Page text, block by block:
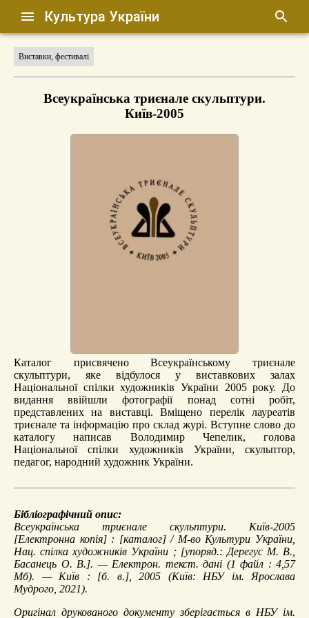
Культура України
Виставки, фестивалі
Всеукраїнська триєнале скульптури.
Київ-2005
Каталог присвячено Всеукраїнському триєнале
скульптури, яке відбулося у виставкових залах
Національної спілки художників України 2005 року. До
видання ввійшли фотографії понад сотні робіт,
представлених на виставці. Вміщено перелік лауреатів
триєнале та інформацію про склад журі. Вступне слово до
каталогу написав Володимир Чепелик, голова
Національної спілки художників України, скульптор,
педагог, народний художник України.
Бібліографічний опис:
Всеукраїнська триєнале скульптури. Київ-2005
[Електронна копія] : [каталог] / М-во Культури України,
Нац. спілка художників України ; [упоряд.: Дерегус М. В.,
Басанець О. В.]. — Електрон. текст. дані (1 файл : 4,57
Мб). — Київ : [б. в.], 2005 (Київ: НБУ ім. Ярослава
Мудрого, 2021).
Оригінал друкованого документу зберігається в НБУ ім.